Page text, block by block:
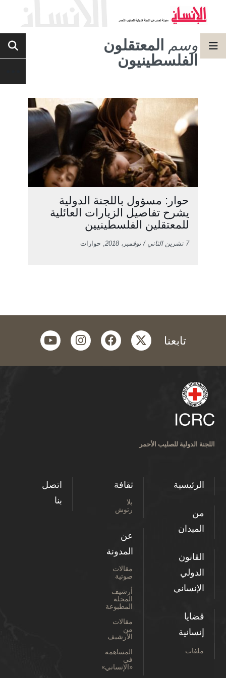
وسم المعتقلون
الفلسطينيون
حوار: مسؤول باللجنة الدولية
يشرح تفاصيل الزيارات العائلية
للمعتقلين الفلسطينيين
7 تشرين الثاني / نوفمبر، 2018 , حوارات
تابعنا twitter
facebook
instagram
youtube
اللجنة الدولية للصليب الأحمر
الرئيسية
من
الميدان
القانون
الدولي
الإنساني
قضايا
إنسانية
ملفات
ثقافة
بلا
رتوش
عن
المدونة
مقالات
صوتية
أرشيف
المجلة
المطبوعة
مقالات
من
الأرشيف
المساهمة
في
«الإنساني»
اتصل
بنا